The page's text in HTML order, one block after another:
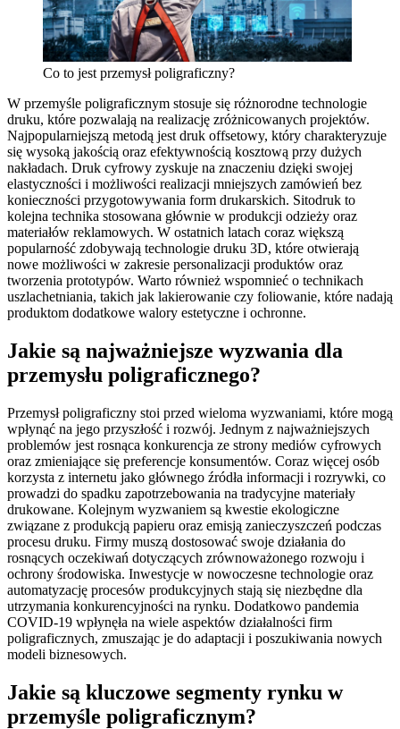
Co to jest przemysł poligraficzny?
W przemyśle poligraficznym stosuje się różnorodne technologie
druku, które pozwalają na realizację zróżnicowanych projektów.
Najpopularniejszą metodą jest druk offsetowy, który charakteryzuje
się wysoką jakością oraz efektywnością kosztową przy dużych
nakładach. Druk cyfrowy zyskuje na znaczeniu dzięki swojej
elastyczności i możliwości realizacji mniejszych zamówień bez
konieczności przygotowywania form drukarskich. Sitodruk to
kolejna technika stosowana głównie w produkcji odzieży oraz
materiałów reklamowych. W ostatnich latach coraz większą
popularność zdobywają technologie druku 3D, które otwierają
nowe możliwości w zakresie personalizacji produktów oraz
tworzenia prototypów. Warto również wspomnieć o technikach
uszlachetniania, takich jak lakierowanie czy foliowanie, które nadają
produktom dodatkowe walory estetyczne i ochronne.
Jakie są najważniejsze wyzwania dla
przemysłu poligraficznego?
Przemysł poligraficzny stoi przed wieloma wyzwaniami, które mogą
wpłynąć na jego przyszłość i rozwój. Jednym z najważniejszych
problemów jest rosnąca konkurencja ze strony mediów cyfrowych
oraz zmieniające się preferencje konsumentów. Coraz więcej osób
korzysta z internetu jako głównego źródła informacji i rozrywki, co
prowadzi do spadku zapotrzebowania na tradycyjne materiały
drukowane. Kolejnym wyzwaniem są kwestie ekologiczne
związane z produkcją papieru oraz emisją zanieczyszczeń podczas
procesu druku. Firmy muszą dostosować swoje działania do
rosnących oczekiwań dotyczących zrównoważonego rozwoju i
ochrony środowiska. Inwestycje w nowoczesne technologie oraz
automatyzację procesów produkcyjnych stają się niezbędne dla
utrzymania konkurencyjności na rynku. Dodatkowo pandemia
COVID-19 wpłynęła na wiele aspektów działalności firm
poligraficznych, zmuszając je do adaptacji i poszukiwania nowych
modeli biznesowych.
Jakie są kluczowe segmenty rynku w
przemyśle poligraficznym?